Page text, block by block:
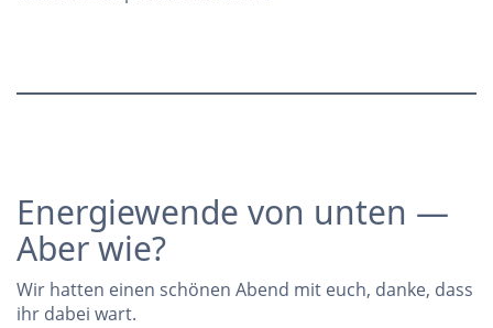
Energiewende von unten —
Aber wie?
Wir hatten einen schönen Abend mit euch, danke, dass
ihr dabei wart.